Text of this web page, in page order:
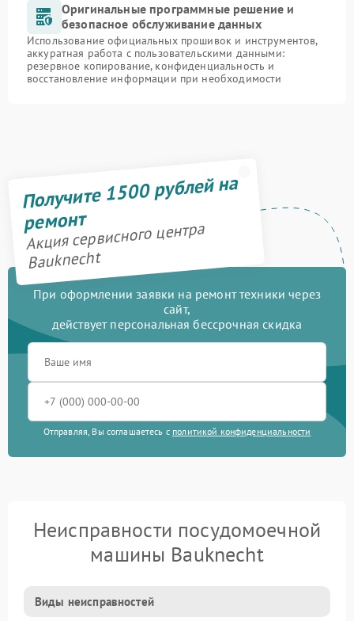
Оригинальные программные решение и
безопасное обслуживание данных
Использование официальных прошивок и инструментов,
аккуратная работа с пользовательскими данными:
резервное копирование, конфиденциальность и
восстановление информации при необходимости
Получите 1500 рублей на
ремонт
Акция сервисного центра
Bauknecht
При оформлении заявки на ремонт техники через
сайт,
действует персональная бессрочная скидка
Отправляя, Вы соглашаетесь с политикой конфиденциальности
Неисправности посудомоечной
машины Bauknecht
Виды неисправностей